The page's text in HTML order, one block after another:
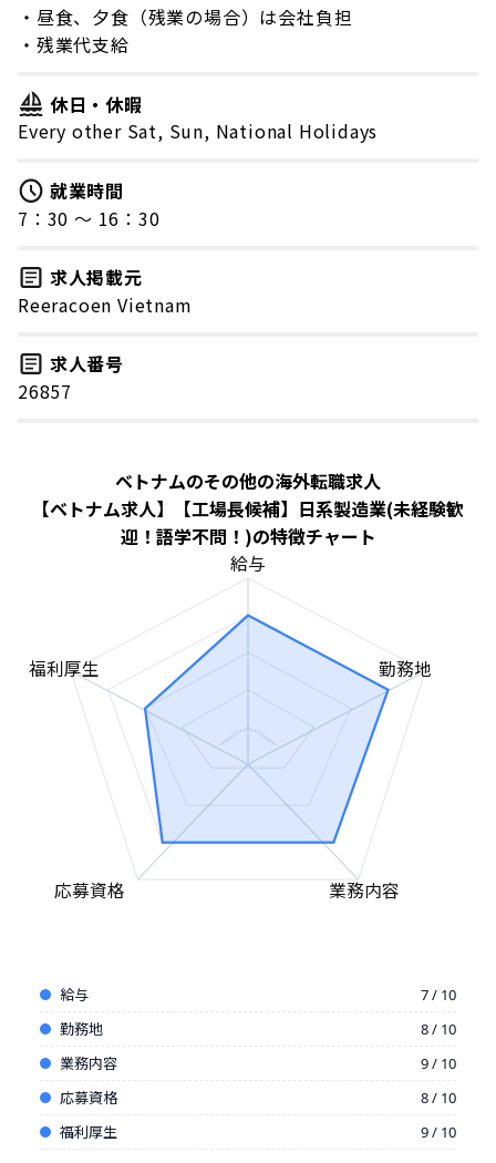
・昼食、夕食（残業の場合）は会社負担
・残業代支給
休日・休暇
Every other Sat, Sun, National Holidays
就業時間
7：30 〜 16：30
求人掲載元
Reeracoen Vietnam
求人番号
26857
ベトナムのその他の海外転職求人
【ベトナム求人】【工場長候補】日系製造業(未経験歓
迎！語学不問！)の特徴チャート
給与
勤務地
業務内容
応募資格
福利厚生
給与
7 / 10
勤務地
8 / 10
業務内容
9 / 10
応募資格
8 / 10
福利厚生
9 / 10